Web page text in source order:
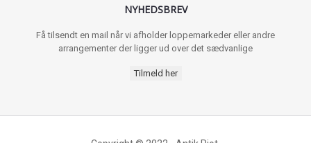
NYHEDSBREV
Få tilsendt en mail når vi afholder loppemarkeder eller andre
arrangementer der ligger ud over det sædvanlige
Tilmeld her